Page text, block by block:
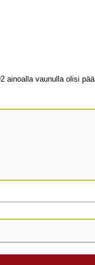
vaunulla olisi